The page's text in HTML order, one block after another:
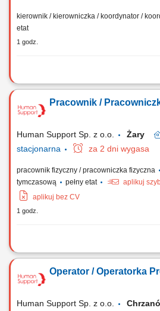
kierownik / kierowniczka / koordynator /
etat
1 godz.
Miejsce pracy: budowy na terenie całego
gazociągi wysokiego ciśnienia oraz stacje i
nadzór nad pracami budowlanymi i
Pracownik /
Human Support Sp. z o.o. Żary
stacjonarna
za 2 dni wygasa
pracownik fizyczny / pracowniczka fizyczna
tymczasową
pełny etat
aplikuj
aplikuj bez CV
1 godz.
Opis stanowiska obsługa stanowiska
manualnych przy wytwarzaniu produktów,
wyrobów na poszczególnych etapach
Operator / Operatorka
Human Support Sp. z o.o.